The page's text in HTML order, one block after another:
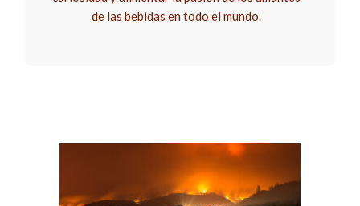
de las bebidas en todo el mundo.